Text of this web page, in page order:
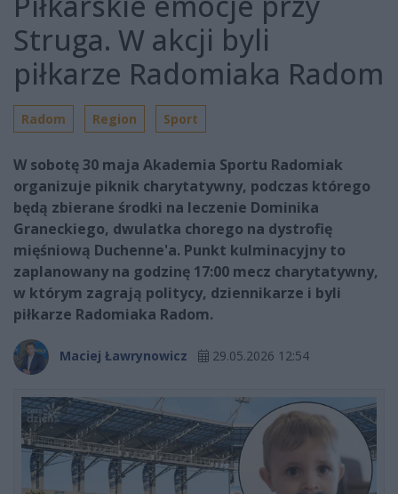
Struga. W akcji byli
piłkarze Radomiaka Radom
Radom Region Sport
W sobotę 30 maja Akademia Sportu Radomiak
organizuje piknik charytatywny, podczas którego
będą zbierane środki na leczenie Dominika
Graneckiego, dwulatka chorego na dystrofię
mięśniową Duchenne'a. Punkt kulminacyjny to
zaplanowany na godzinę 17:00 mecz charytatywny,
w którym zagrają politycy, dziennikarze i byli
piłkarze Radomiaka Radom.
Maciej Ławrynowicz 29.05.2026 12:54